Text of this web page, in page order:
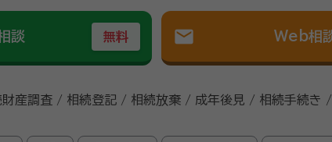
談 無料 mail Web相
産調査 / 相続登記 / 相続放棄 / 成年後見 / 相続手続き